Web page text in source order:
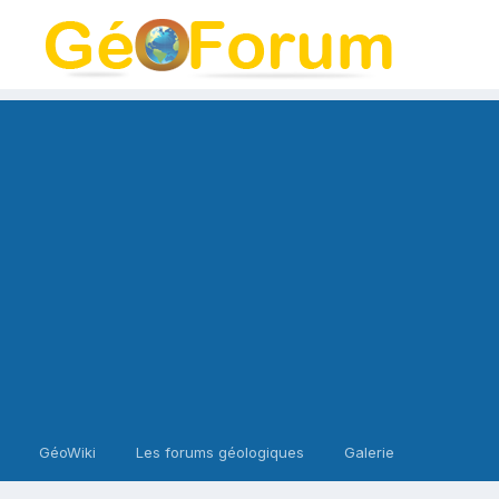
GéoWiki Les forums géologiques Galerie